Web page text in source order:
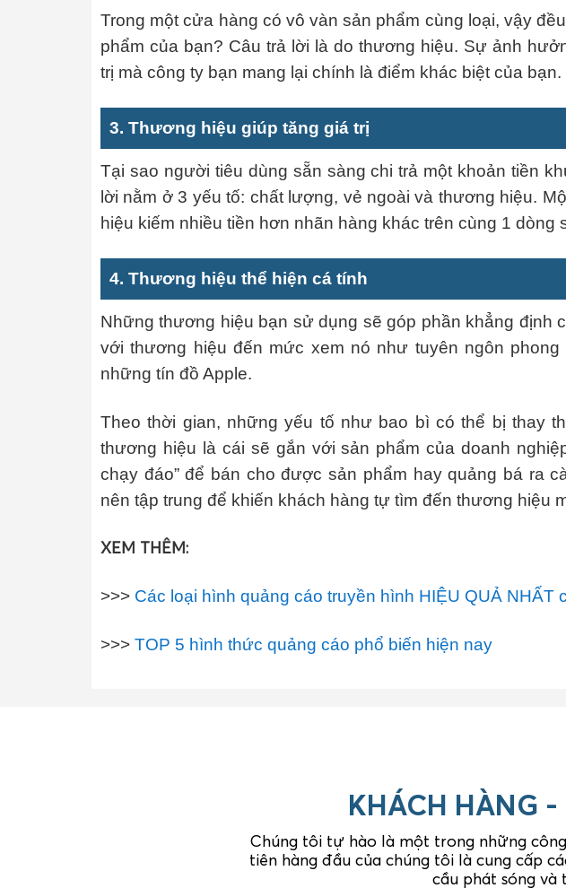
Trong một cửa hàng có vô vàn sản phẩm cùng loại, vậy
phẩm của bạn? Câu trả lời là do thương hiệu. Sự ảnh
trị mà công ty bạn mang lại chính là điểm khác biệt của bạn.
3. Thương hiệu giúp tăng giá trị
Tại sao người tiêu dùng sẵn sàng chi trả một khoản tiền
lời nằm ở 3 yếu tố: chất lượng, vẻ ngoài và thương hiệu.
hiệu kiếm nhiều tiền hơn nhãn hàng khác trên cùng 1 dòng
4. Thương hiệu thể hiện cá tính
Những thương hiệu bạn sử dụng sẽ góp phần khẳng định
với thương hiệu đến mức xem nó như tuyên ngôn
những tín đồ Apple.
Theo thời gian, những yếu tố như bao bì có thể bị thay
thương hiệu là cái sẽ gắn với sản phẩm của doanh
chạy đáo” để bán cho được sản phẩm hay quảng bá ra
nên tập trung để khiến khách hàng tự tìm đến thương hiệu
XEM THÊM:
>>> Các loại hình quảng cáo truyền hình HIỆU QUẢ NHẤT
>>> TOP 5 hình thức quảng cáo phổ biến hiện nay
KHÁCH HÀNG
Chúng tôi tự hào là một trong những
tiên hàng đầu của chúng tôi là cung cấp
cầu phát sóng và